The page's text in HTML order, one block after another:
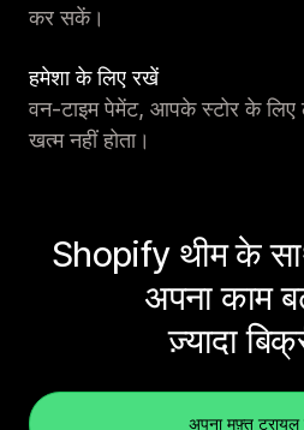
कर सकें।
हमेशा के लिए रखें
वन-टाइम पेमेंट, आपके स्टोर के लिए
खत्म नहीं होता।
Shopify थीम के
अपना काम
ज़्यादा
अपना मुफ़्त